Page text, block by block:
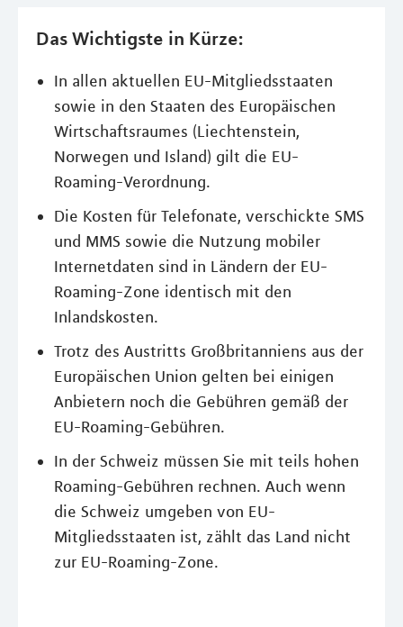
Das Wichtigste in Kürze:
In allen aktuellen EU-Mitgliedsstaaten
sowie in den Staaten des Europäischen
Wirtschaftsraumes (Liechtenstein,
Norwegen und Island) gilt die EU-
Roaming-Verordnung.
Die Kosten für Telefonate, verschickte SMS
und MMS sowie die Nutzung mobiler
Internetdaten sind in Ländern der EU-
Roaming-Zone identisch mit den
Inlandskosten.
Trotz des Austritts Großbritanniens aus der
Europäischen Union gelten bei einigen
Anbietern noch die Gebühren gemäß der
EU-Roaming-Gebühren.
In der Schweiz müssen Sie mit teils hohen
Roaming-Gebühren rechnen. Auch wenn
die Schweiz umgeben von EU-
Mitgliedsstaaten ist, zählt das Land nicht
zur EU-Roaming-Zone.